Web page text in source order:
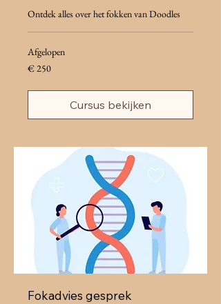
Ontdek alles over het fokken van Doodles
Afgelopen
250
euro
€ 250
Cursus bekijken
Fokadvies gesprek